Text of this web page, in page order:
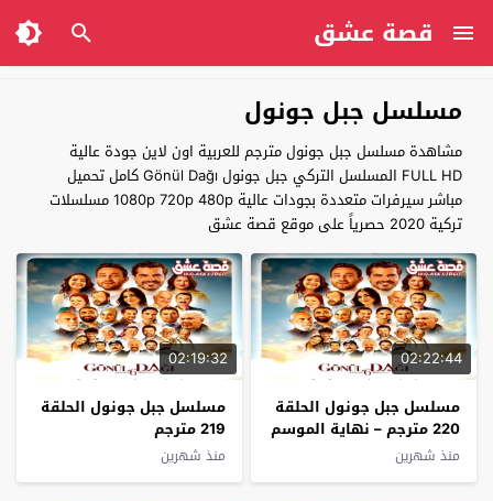
قصة عشق
مسلسل جبل جونول
مشاهدة مسلسل جبل جونول مترجم للعربية اون لاين جودة عالية
FULL HD المسلسل التركي جبل جونول Gönül Dağı كامل تحميل
مباشر سيرفرات متعددة بجودات عالية 1080p 720p 480p مسلسلات
تركية 2020 حصرياً على موقع قصة عشق
02:22:44
مسلسل جبل جونول الحلقة
220 مترجم – نهاية الموسم
منذ شهرين
02:19:32
مسلسل جبل جونول الحلقة
219 مترجم
منذ شهرين